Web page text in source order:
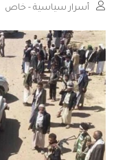
أسرار سياسية - خاص